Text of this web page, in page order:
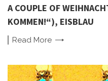
A COUPLE OF
KOMMEN!“), EISBLAU
Read More